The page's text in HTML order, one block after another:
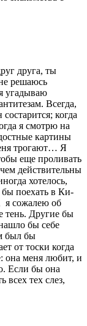
друга, ты
решаюсь
угадываю
Всегда,
когда
я смотрю на
кар­тины
трогают… Я
еще проливать
действительны
хотелось,
бы поехать в Ки­
я сожа­лею об
тень. Другие бы
бы себе
был бы
от тоски когда
она меня любит, и
Если бы она
всех тех слез,